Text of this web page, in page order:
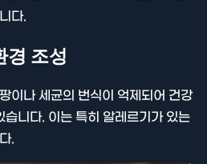
다.
경 조성
이나 세균의 번식이 억제되어 건강
니다. 이는 특히 알레르기가 있는
.